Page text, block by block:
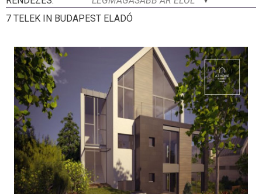
7 TELEK IN BUDAPEST ELADÓ